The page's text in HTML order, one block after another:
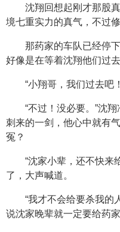
沈翔回想起刚才那股
境七重实力的真气，不过
那药家的车队已经停
好像是在等着沈翔他们过去
“小翔哥，我们过去吧
“不过！没必要。”沈
刺来的一剑，他心中就有
冤？
“沈家小辈，还不快来
了，大声喊道。
“我才不会给要杀我的
说沈家晚辈就一定要给药